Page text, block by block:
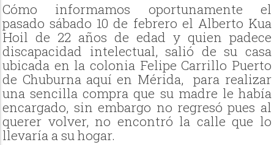
Cómo informamos oportunamente el
pasado sábado 10 de febrero el Alberto Kua
Hoil de 22 años de edad y quien padece
discapacidad intelectual, salió de su casa
ubicada en la colonia Felipe Carrillo Puerto
de Chuburna aquí en Mérida, para realizar
una sencilla compra que su madre le había
encargado, sin embargo no regresó pues al
querer volver, no encontró la calle que lo
llevaría a su hogar.